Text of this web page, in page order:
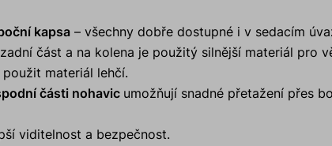
kapsa– všechny dobře dostupné i v sedacím
část a na kolena je použitý silnější materiál pro
materiál lehčí.
části nohavic umožňují snadné přetažení přes
viditelnost a bezpečnost.